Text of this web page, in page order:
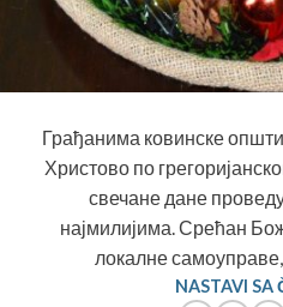
Грађанима ковинске
Христово по
свечане дане
најмилијима. Срећан
локалне
NASTAVI SA